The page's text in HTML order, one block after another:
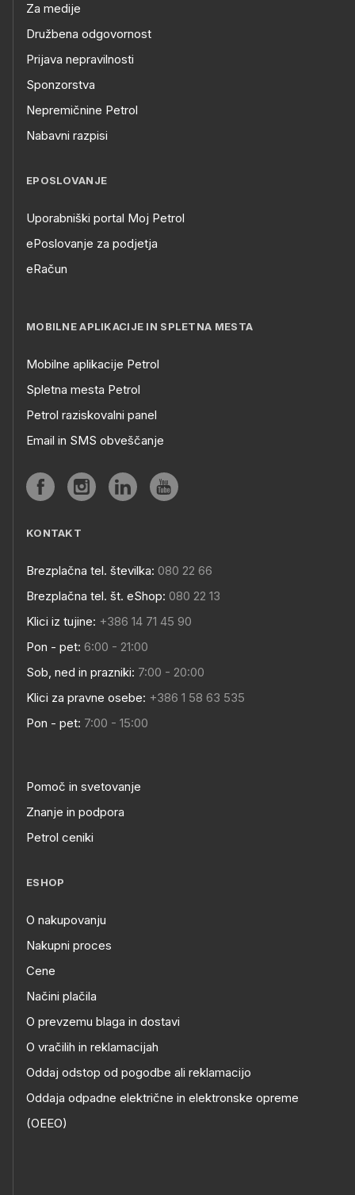
Za medije
Družbena odgovornost
Prijava nepravilnosti
Sponzorstva
Nepremičnine Petrol
Nabavni razpisi
EPOSLOVANJE
Uporabniški portal Moj Petrol
ePoslovanje za podjetja
eRačun
MOBILNE APLIKACIJE IN SPLETNA MESTA
Mobilne aplikacije Petrol
Spletna mesta Petrol
Petrol raziskovalni panel
Email in SMS obveščanje
KONTAKT
Brezplačna tel. številka: 080 22 66
Brezplačna tel. št. eShop: 080 22 13
Klici iz tujine: +386 14 71 45 90
Pon - pet: 6:00 - 21:00
Sob, ned in prazniki: 7:00 - 20:00
Klici za pravne osebe: +386 1 58 63 535
Pon - pet: 7:00 - 15:00
Pomoč in svetovanje
Znanje in podpora
Petrol ceniki
ESHOP
O nakupovanju
Nakupni proces
Cene
Načini plačila
O prevzemu blaga in dostavi
O vračilih in reklamacijah
Oddaj odstop od pogodbe ali reklamacijo
Oddaja odpadne električne in elektronske opreme
(OEEO)